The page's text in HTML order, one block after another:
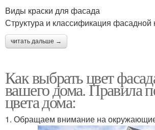
Виды краски для фасада
Структура и классификация фасадной
читать дальше →
Как выбрать цвет
вашего дома. Правила
цвета дома:
1. Обращаем внимание на